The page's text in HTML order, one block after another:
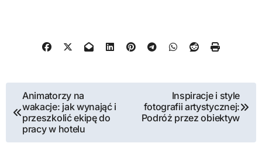
Nawigacja
wpisu
Animatorzy na
wakacje: jak wynająć i
przeszkolić ekipę do
pracy w hotelu
Inspiracje i style
fotografii artystycznej:
Podróż przez obiektyw